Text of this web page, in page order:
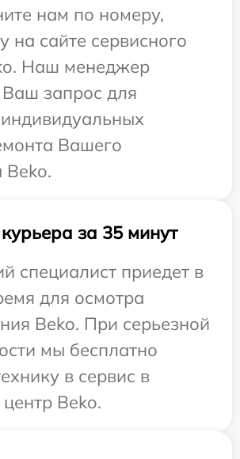
нам по номеру,
на сайте сервисного
Наш менеджер
Ваш запрос для
Вашего
Beko.
за 35 минут
специалист приедет в
для осмотра
Beko. При серьезной
мы бесплатно
в сервис в
Beko.